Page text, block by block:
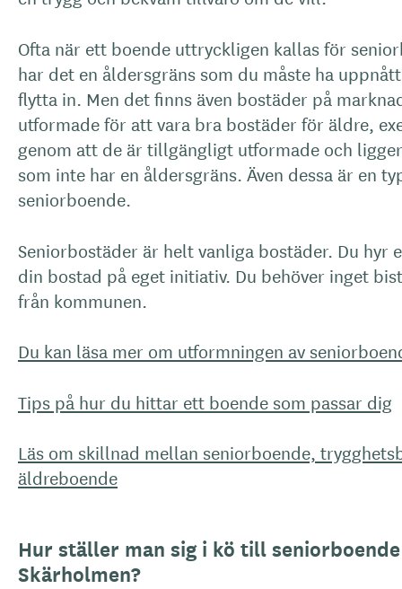
Ofta när ett boende uttryckligen kallas för
har det en åldersgräns som du måste ha
flytta in. Men det finns även bostäder på
utformade för att vara bra bostäder för äldre,
genom att de är tillgängligt utformade och
som inte har en åldersgräns. Även dessa är en
seniorboende.
Seniorbostäder är helt vanliga bostäder. Du hyr
din bostad på eget initiativ. Du behöver inget
från kommunen.
Du kan läsa mer om utformningen av
Tips på hur du hittar ett boende som passar dig
Läs om skillnad mellan seniorboende,
äldreboende
Hur ställer man sig i kö till
Skärholmen?